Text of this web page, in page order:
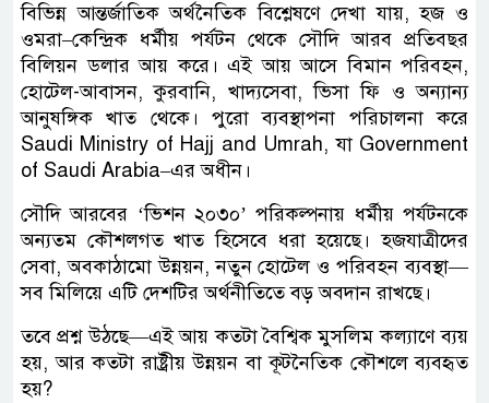
বিভিন্ন আন্তর্জাতিক অর্থনৈতিক বিশ্লেষণে দেখা যায়, হজ ও
ওমরা–কেন্দ্রিক ধর্মীয় পর্যটন থেকে সৌদি আরব প্রতিবছর
বিলিয়ন ডলার আয় করে। এই আয় আসে বিমান পরিবহন,
হোটেল-আবাসন, কুরবানি, খাদ্যসেবা, ভিসা ফি ও অন্যান্য
আনুষঙ্গিক খাত থেকে। পুরো ব্যবস্থাপনা পরিচালনা করে
Saudi Ministry of Hajj and Umrah, যা Government
of Saudi Arabia–এর অধীন।
সৌদি আরবের ‘ভিশন ২০৩০’ পরিকল্পনায় ধর্মীয় পর্যটনকে
অন্যতম কৌশলগত খাত হিসেবে ধরা হয়েছে। হজযাত্রীদের
সেবা, অবকাঠামো উন্নয়ন, নতুন হোটেল ও পরিবহন ব্যবস্থা—
সব মিলিয়ে এটি দেশটির অর্থনীতিতে বড় অবদান রাখছে।
তবে প্রশ্ন উঠছে—এই আয় কতটা বৈশ্বিক মুসলিম কল্যাণে ব্যয়
হয়, আর কতটা রাষ্ট্রীয় উন্নয়ন বা কূটনৈতিক কৌশলে ব্যবহৃত
হয়?